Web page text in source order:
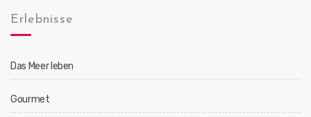
Erlebnisse
Das Meer leben
Gourmet